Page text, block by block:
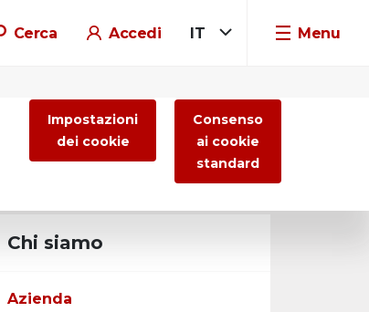
Cerca Accedi IT Menu
Chi siamo
Azienda
Impostazioni
dei cookie
Consenso
ai cookie
standard